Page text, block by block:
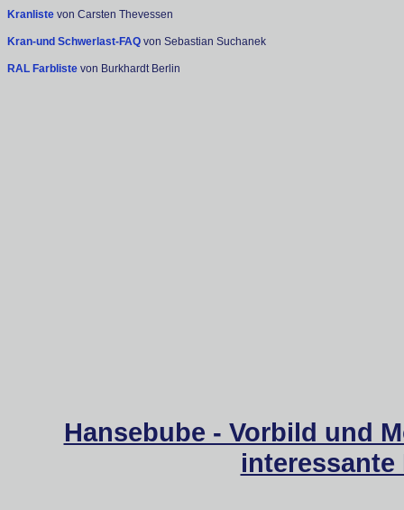
Kranliste von Carsten Thevessen
Kran-und Schwerlast-FAQ von Sebastian Suchanek
RAL Farbliste von Burkhardt Berlin
Hansebube - Vorbild und